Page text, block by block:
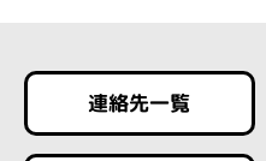
連絡先一覧